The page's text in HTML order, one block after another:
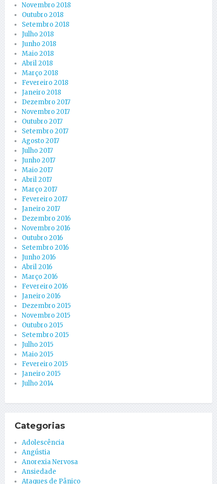
Novembro 2018
Outubro 2018
Setembro 2018
Julho 2018
Junho 2018
Maio 2018
Abril 2018
Março 2018
Fevereiro 2018
Janeiro 2018
Dezembro 2017
Novembro 2017
Outubro 2017
Setembro 2017
Agosto 2017
Julho 2017
Junho 2017
Maio 2017
Abril 2017
Março 2017
Fevereiro 2017
Janeiro 2017
Dezembro 2016
Novembro 2016
Outubro 2016
Setembro 2016
Junho 2016
Abril 2016
Março 2016
Fevereiro 2016
Janeiro 2016
Dezembro 2015
Novembro 2015
Outubro 2015
Setembro 2015
Julho 2015
Maio 2015
Fevereiro 2015
Janeiro 2015
Julho 2014
Categorias
Adolescência
Angústia
Anorexia Nervosa
Ansiedade
Ataques de Pânico